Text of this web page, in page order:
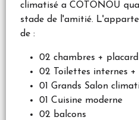
climatisé a COTONOU
stade de l'amitié.
de :
02 chambres +
02 Toilettes internes +
01 Grands Salon
01 Cuisine moderne
02 balcons